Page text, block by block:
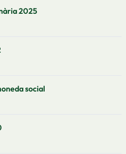
2025
social